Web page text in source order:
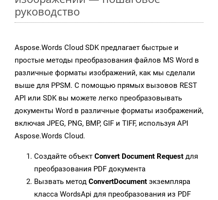
руководство
Aspose.Words Cloud SDK предлагает быстрые и
простые методы преобразования файлов MS Word в
различные форматы изображений, как мы сделали
выше для PPSM. С помощью прямых вызовов REST
API или SDK вы можете легко преобразовывать
документы Word в различные форматы изображений,
включая JPEG, PNG, BMP, GIF и TIFF, используя API
Aspose.Words Cloud.
Создайте объект Convert Document Request для
преобразования PDF документа
Вызвать метод ConvertDocument экземпляра
класса WordsApi для преобразования из PDF